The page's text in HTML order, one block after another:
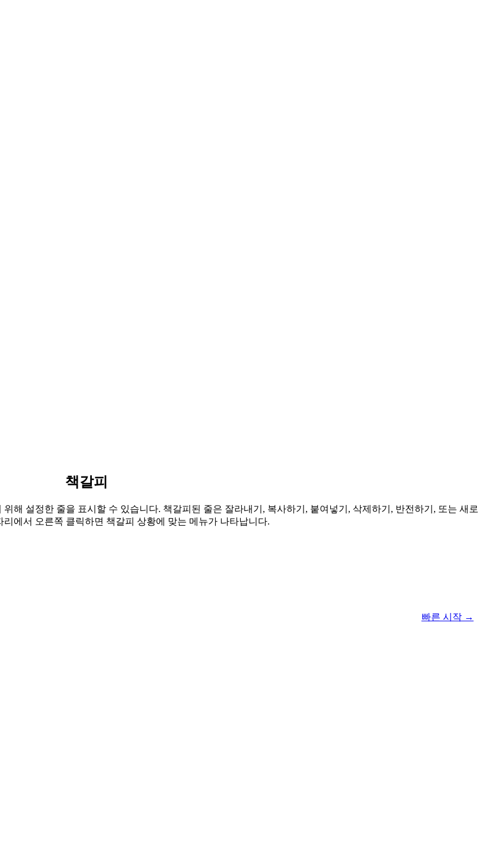
책갈피
해 설정한 줄을 표시할 수 있습니다. 책갈피된 줄은 잘라내기, 복사하기, 붙여넣기, 삭제하기, 반전하기, 또는 새로
에서 오른쪽 클릭하면 책갈피 상황에 맞는 메뉴가 나타납니다.
빠른 시작 →